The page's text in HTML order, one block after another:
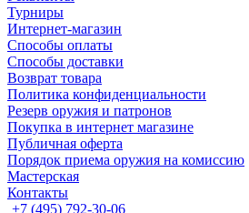
Турниры
Интернет-магазин
Способы оплаты
Способы доставки
Возврат товара
Политика конфиденциальности
Резерв оружия и патронов
Покупка в интернет магазине
Публичная оферта
Порядок приема оружия на комиссию
Мастерская
Контакты
+7 (495) 792-30-06